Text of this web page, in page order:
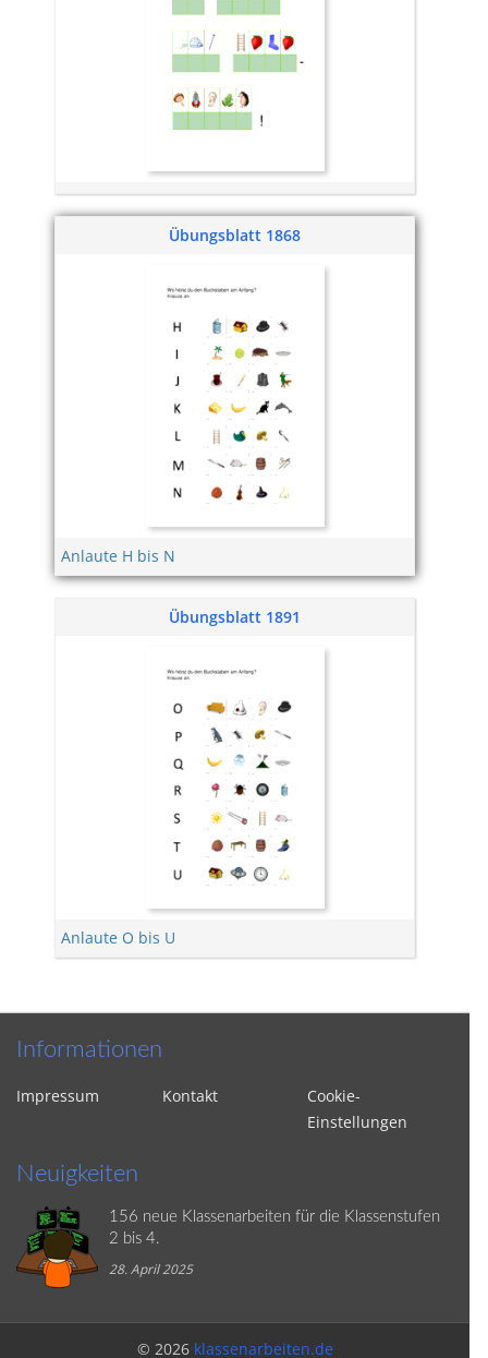
Übungsblatt 1868
Anlaute H bis N
Übungsblatt 1891
Anlaute O bis U
Informationen
Impressum Kontakt
Cookie-
Einstellungen
Neuigkeiten
156 neue Klassenarbeiten für die Klassenstufen
2 bis 4.
28. April 2025
© 2026 klassenarbeiten.de